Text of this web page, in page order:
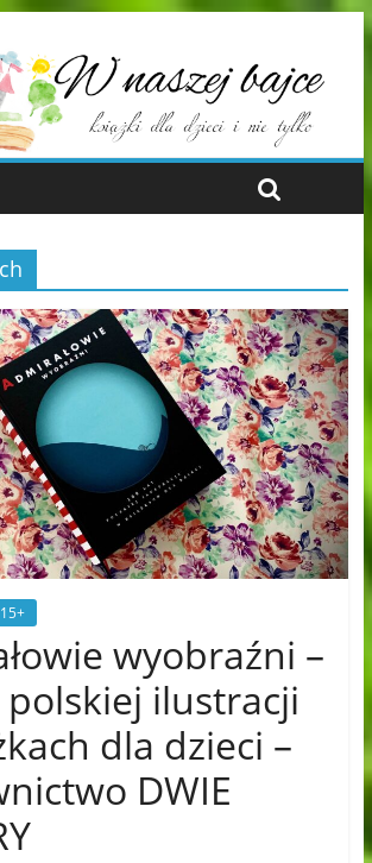
wyobraźni –
polskiej ilustracji
dla dzieci –
DWIE